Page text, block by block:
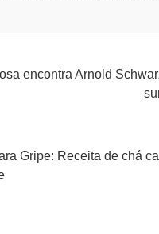
encontra Arnold
Gripe: Receita de chá